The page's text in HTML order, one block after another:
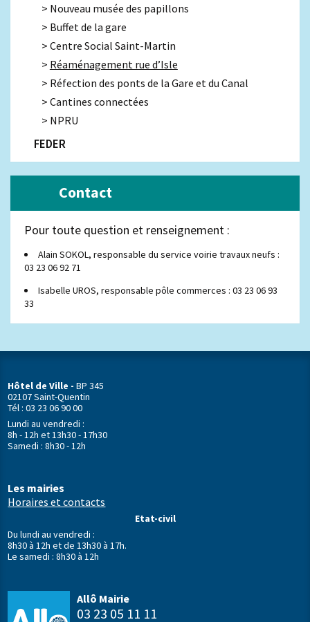
Nouveau musée des papillons
Buffet de la gare
Centre Social Saint-Martin
Réaménagement rue d’Isle
Réfection des ponts de la Gare et du Canal
Cantines connectées
NPRU
FEDER
Contact
Pour toute question et renseignement :
Alain SOKOL, responsable du service voirie travaux neufs :
03 23 06 92 71
Isabelle UROS, responsable pôle commerces : 03 23 06 93
33
Hôtel de Ville - BP 345
02107 Saint-Quentin
Tél : 03 23 06 90 00
Lundi au vendredi :
8h - 12h et 13h30 - 17h30
Samedi : 8h30 - 12h
Les mairies
Horaires et contacts
Etat-civil
Du lundi au vendredi :
8h30 à 12h et de 13h30 à 17h.
Le samedi : 8h30 à 12h
Allô Mairie
03 23 05 11 11